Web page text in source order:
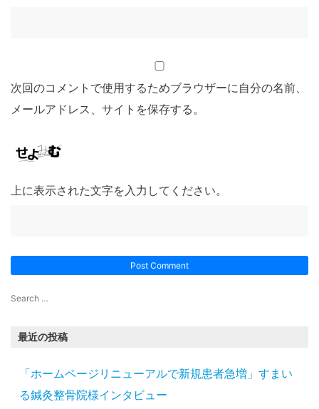
次回のコメントで使用するためブラウザーに自分の名前、
メールアドレス、サイトを保存する。
上に表示された文字を入力してください。
最近の投稿
「ホームページリニューアルで新規患者急増」すまい
る鍼灸整骨院様インタビュー